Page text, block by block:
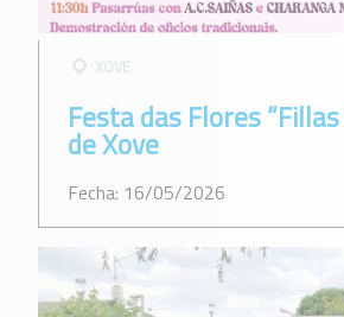
Festa das Flores
de Xove
Fecha: 16/05/2026